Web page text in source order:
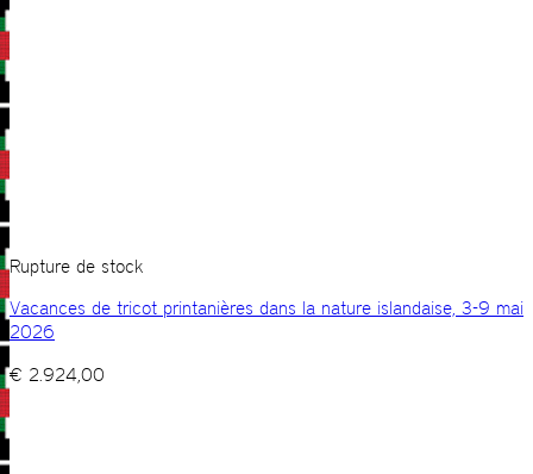
Rupture de stock
Vacances de tricot printanières dans la nature islandaise, 3-9 mai
2026
€ 2.924,00